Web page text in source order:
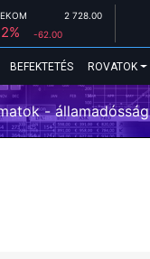
2 728.00
-62.00
BEFEKTETÉS ROVATOK
- államadósság